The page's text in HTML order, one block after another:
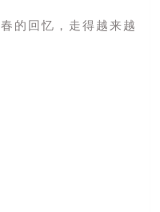
的回忆， 走得越来越